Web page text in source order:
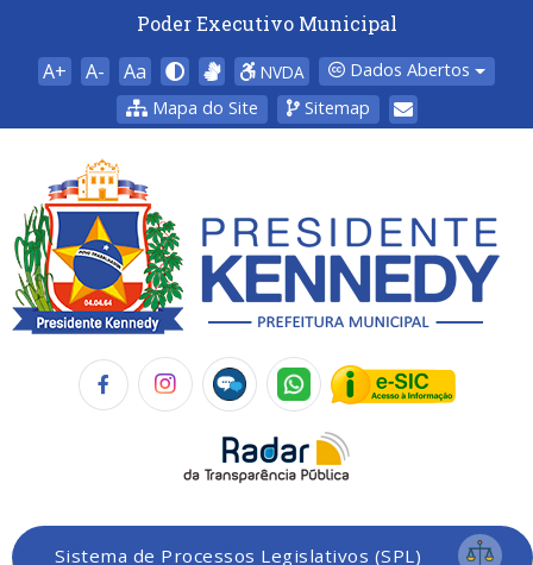
Poder Executivo Municipal
A+ A- Aa NVDA
Dados Abertos
Mapa do Site
Sitemap
Sistema de Processos Legislativos (SPL)